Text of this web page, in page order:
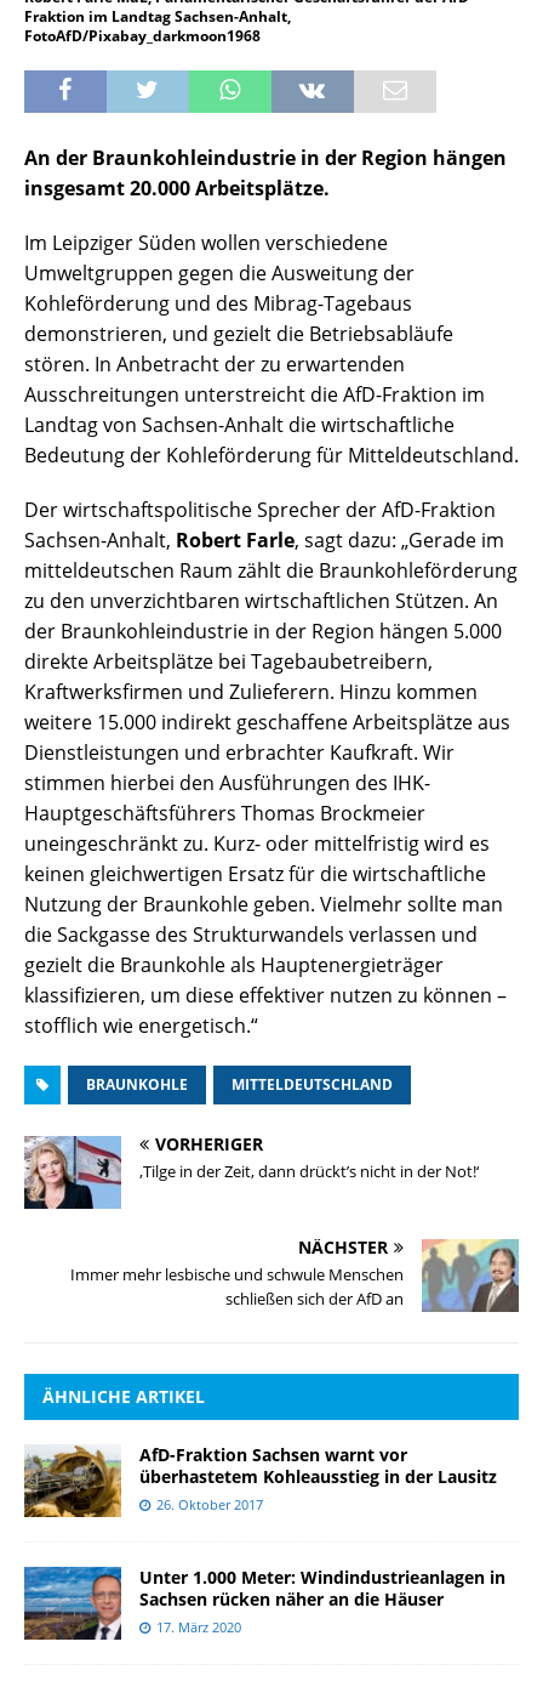
Fraktion im Landtag Sachsen-Anhalt,
FotoAfD/Pixabay_darkmoon1968
An der Braunkohleindustrie in der Region hängen
insgesamt 20.000 Arbeitsplätze.
Im Leipziger Süden wollen verschiedene
Umweltgruppen gegen die Ausweitung der
Kohleförderung und des Mibrag-Tagebaus
demonstrieren, und gezielt die Betriebsabläufe
stören. In Anbetracht der zu erwartenden
Ausschreitungen unterstreicht die AfD-Fraktion im
Landtag von Sachsen-Anhalt die wirtschaftliche
Bedeutung der Kohleförderung für Mitteldeutschland.
Der wirtschaftspolitische Sprecher der AfD-Fraktion
Sachsen-Anhalt, Robert Farle, sagt dazu: „Gerade im
mitteldeutschen Raum zählt die Braunkohleförderung
zu den unverzichtbaren wirtschaftlichen Stützen. An
der Braunkohleindustrie in der Region hängen 5.000
direkte Arbeitsplätze bei Tagebaubetreibern,
Kraftwerksfirmen und Zulieferern. Hinzu kommen
weitere 15.000 indirekt geschaffene Arbeitsplätze aus
Dienstleistungen und erbrachter Kaufkraft. Wir
stimmen hierbei den Ausführungen des IHK-
Hauptgeschäftsführers Thomas Brockmeier
uneingeschränkt zu. Kurz- oder mittelfristig wird es
keinen gleichwertigen Ersatz für die wirtschaftliche
Nutzung der Braunkohle geben. Vielmehr sollte man
die Sackgasse des Strukturwandels verlassen und
gezielt die Braunkohle als Hauptenergieträger
klassifizieren, um diese effektiver nutzen zu können –
stofflich wie energetisch.“
BRAUNKOHLE MITTELDEUTSCHLAND
VORHERIGER
‚Tilge in der Zeit, dann drückt’s nicht in der Not!‘
NÄCHSTER
Immer mehr lesbische und schwule Menschen
schließen sich der AfD an
ÄHNLICHE ARTIKEL
AfD-Fraktion Sachsen warnt vor
überhastetem Kohleausstieg in der Lausitz
26. Oktober 2017
Unter 1.000 Meter: Windindustrieanlagen in
Sachsen rücken näher an die Häuser
17. März 2020